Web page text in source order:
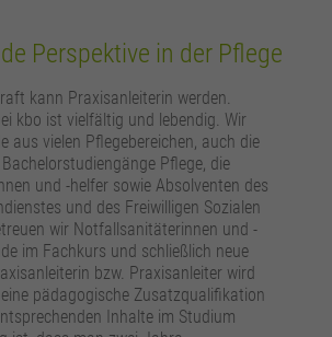
Perspektive in der Pflege
kann Praxisanleiterin werden.
kbo ist vielfältig und lebendig. Wir
aus vielen Pflegebereichen, auch die
Pflege, die
und -helfer sowie Absolventen des
und des Freiwilligen Sozialen
wir Notfallsanitäterinnen und -
im Fachkurs und schließlich neue
bzw. Praxisanleiter wird
pädagogische Zusatzqualifikation
Inhalte im Studium